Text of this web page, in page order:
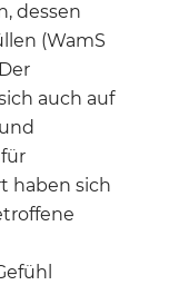
dessen
(WamS
auch auf
haben sich